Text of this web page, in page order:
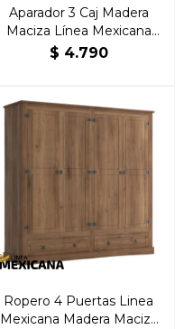
Aparador 3 Caj Madera
Maciza Línea Mexicana
Natural
$ 4.790
Ropero 4 Puertas Linea
Mexicana Madera Maciza